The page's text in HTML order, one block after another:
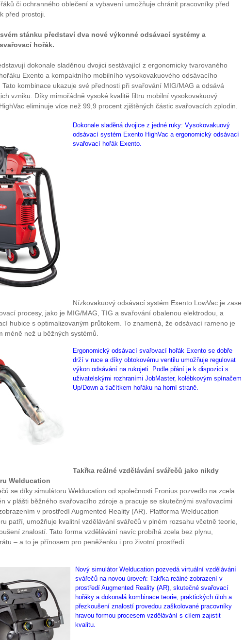
či ochranného oblečení a vybavení umožňuje chránit pracovníky před
před prostoji.
stánku představí dva nové výkonné odsávací systémy a
hořák.
dokonale sladěnou dvojici sestávající z ergonomicky tvarovaného
Exento a kompaktního mobilního vysokovakuového odsávacího
kombinace ukazuje své přednosti při svařování MIG/MAG a odsává
vzniku. Díky mimořádně vysoké kvalitě filtru mobilní vysokovakuový
eliminuje více než 99,9 procent zjištěných částic svařovacích zplodin.
Dokonale sladěná dvojice z jedné ruky: Vysokovakuový
odsávací systém Exento HighVac a ergonomický odsávací
svařovací hořák Exento.
Nízkovakuový odsávací systém Exento LowVac je zase
procesy, jako je MIG/MAG, TIG a svařování obalenou elektrodou, a
hubice s optimalizovaným průtokem. To znamená, že odsávací rameno je
méně než u běžných systémů.
Ergonomický odsávací svařovací hořák Exento se dobře
drží v ruce a díky obtokovému ventilu umožňuje regulovat
výkon odsávání na rukojeti. Podle přání je k dispozici s
uživatelskými rozhraními JobMaster, kolébkovým spínačem
Up/Down a tlačítkem hořáku na horní straně.
Takřka reálné vzdělávání svářečů jako nikdy
Welducation
se díky simulátoru Welducation od společnosti Fronius pozvedlo na zcela
v plášti běžného svařovacího zdroje a pracuje se skutečnými svařovacími
v prostředí Augmented Reality (AR). Platforma Welducation
patří, umožňuje kvalitní vzdělávání svářečů v plném rozsahu včetně teorie,
znalostí. Tato forma vzdělávání navíc probíhá zcela bez plynu,
– a to je přínosem pro peněženku i pro životní prostředí.
Nový simulátor Welducation pozvedá virtuální vzdělávání
svářečů na novou úroveň: Takřka reálné zobrazení v
prostředí Augmented Reality (AR), skutečné svařovací
hořáky a dokonalá kombinace teorie, praktických úloh a
přezkoušení znalostí provedou zaškolované pracovníky
hravou formou procesem vzdělávání s cílem zajistit
kvalitu.